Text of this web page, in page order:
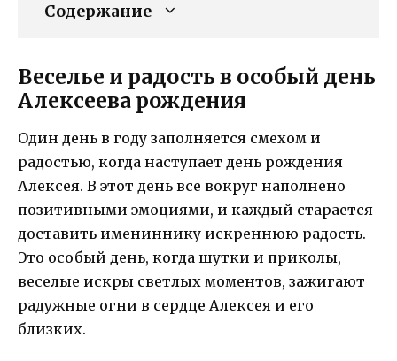
Содержание
Веселье и радость в особый день
Алексеева рождения
Один день в году заполняется смехом и
радостью, когда наступает день рождения
Алексея. В этот день все вокруг наполнено
позитивными эмоциями, и каждый старается
доставить имениннику искреннюю радость.
Это особый день, когда шутки и приколы,
веселые искры светлых моментов, зажигают
радужные огни в сердце Алексея и его
близких.